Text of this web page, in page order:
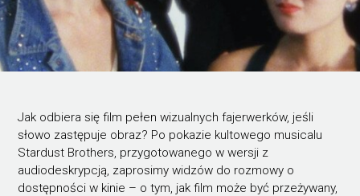
Jak odbiera się film pełen wizualnych fajerwerków, jeśli
słowo zastępuje obraz? Po pokazie kultowego musicalu
Stardust Brothers, przygotowanego w wersji z
audiodeskrypcją, zaprosimy widzów do rozmowy o
dostępności w kinie – o tym, jak film może być przeżywany,